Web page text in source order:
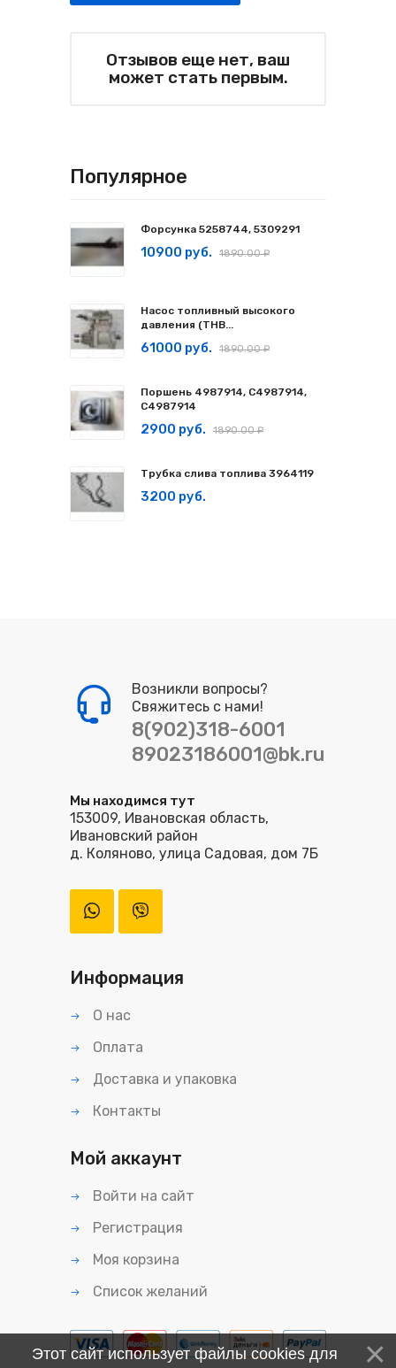
Отзывов еще нет, ваш
может стать первым.
Популярное
Форсунка 5258744, 5309291
10900 руб. 1890.00 ₽
Насос топливный высокого
давления (ТНВ...
61000 руб. 1890.00 ₽
Поршень 4987914, C4987914,
С4987914
2900 руб. 1890.00 ₽
Трубка слива топлива 3964119
3200 руб.
Возникли вопросы?
Свяжитесь с нами!
8(902)318-6001
89023186001@bk.ru
Мы находимся тут
153009, Ивановская область,
Ивановский район
д. Коляново, улица Садовая, дом 7Б
Информация
О нас
Оплата
Доставка и упаковка
Контакты
Мой аккаунт
Войти на сайт
Регистрация
Моя корзина
Список желаний
Этот сайт использует файлы cookies для